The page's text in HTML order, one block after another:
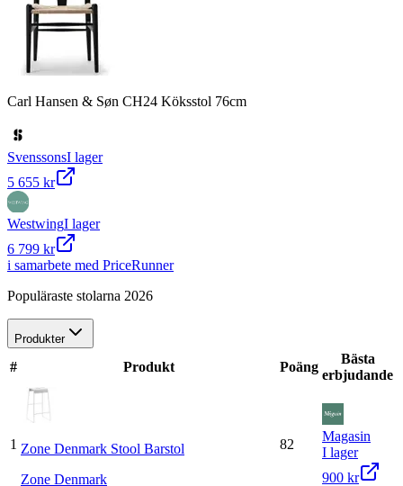
Carl Hansen & Søn CH24 Köksstol 76cm
SvenssonsI lager
5 655 kr
WestwingI lager
6 799 kr
i samarbete med PriceRunner
Populäraste stolarna 2026
Produkter
# Produkt Poäng
Bästa
erbjudande
1 Zone Denmark Stool Barstol
Zone Denmark
82
Magasin
I lager
900 kr